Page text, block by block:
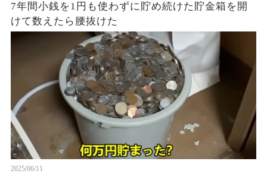
7年間小銭を1円も使わずに貯め続けた貯金箱を開
けて数えたら腰抜けた
2025/06/11